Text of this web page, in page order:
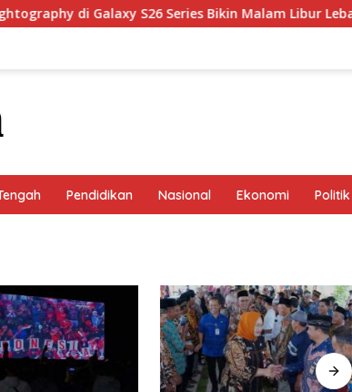
di Galaxy S26 Series Bikin Malam Libur
Pendidikan Nasional Ekonomi Politik